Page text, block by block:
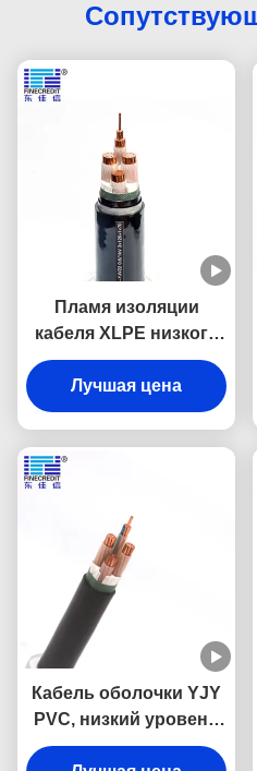
Пламя изоляции
кабеля XLPE низкого
галоида дыма YJY23
свободное - retardant
Лучшая цена
Кабель оболочки YJY
PVC, низкий уровень
ядра 95mm2 35mm2